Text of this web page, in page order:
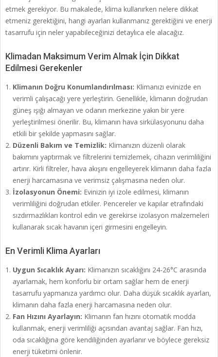
etmek gerekiyor. Bu makalede, klima kullanırken nelere dikkat
etmeniz gerektiğini, hangi ayarları kullanmanız gerektiğini ve enerji
tasarrufu için neler yapabileceğinizi detaylıca ele alacağız.
Klimadan Maksimum Verim Almak İçin Dikkat
Edilmesi Gerekenler
Klimanın Doğru Konumlandırılması: Klimanızı evinizde en
verimli çalışacağı yere yerleştirin. Genellikle, klimanın doğrudan
güneş ışığı almayan ve odanın merkezine yakın bir yere
yerleştirilmesi önerilir. Bu, klimanın hava sirkülasyonunu daha
etkili bir şekilde yapmasını sağlar.
Düzenli Bakım ve Temizlik: Klimanızın düzenli olarak
bakımını yaptırmak ve filtrelerini temizlemek, cihazın verimliliğini
artırır. Kirli filtreler, hava akışını engelleyerek klimanın daha fazla
enerji harcamasına ve verimsiz çalışmasına neden olur.
İzolasyonun Önemi: Evinizin iyi izole edilmesi, klimanın
verimliliğini doğrudan etkiler. Pencereler ve kapılar etrafındaki
sızdırmazlıkları kontrol edin ve gerekirse izolasyon malzemeleri
kullanarak sıcak havanın içeri girmesini engelleyin.
En Verimli Klima Ayarları
Uygun Sıcaklık Ayarı: Klimanızın sıcaklığını 24-26°C arasında
ayarlamak, hem konforlu bir ortam sağlar hem de enerji
tasarrufu yapmanıza yardımcı olur. Daha düşük sıcaklık ayarları,
klimanın daha fazla enerji harcamasına neden olur.
Fan Hızını Ayarlayın: Klimanın fan hızını otomatik modda
kullanmak, enerji verimliliği açısından avantaj sağlar. Fan hızı,
oda sıcaklığına göre kendiliğinden ayarlanır ve böylece gereksiz
enerji tüketimi önlenir.